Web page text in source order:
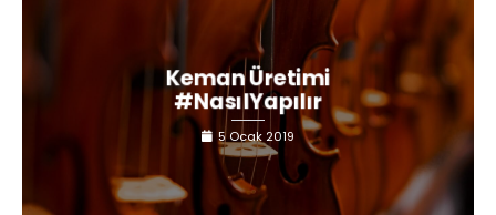
Keman Üretimi
#NasılYapılır
5 Ocak 2019